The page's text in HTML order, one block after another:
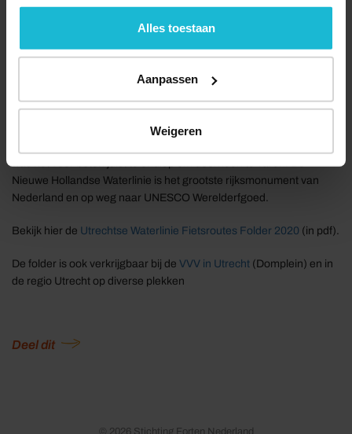
geen commerciële doelstelling. U kunt deze cookies via
de knoppen accepteren, beheren of weigeren.
Alles toestaan
Aanpassen
Weigeren
Rondje Noorderpark Ruigenhoek
De Nieuwe Hollandse Waterlinie loopt van Muiden tot aan de
verdedigingslinie die Nederland in oorlogstijd moest beschermen.
Door grote gebieden zo’n 50 centimeter onder water te zetten werd
was het voor boten juist te ondiep om doorheen te varen. De
Nieuwe Hollandse Waterlinie is het grootste rijksmonument van
Nederland en op weg naar UNESCO Werelderfgoed.
Bekijk hier de Utrechtse Waterlinie Fietsroutes Folder 2020 (in pdf).
De folder is ook verkrijgbaar bij de VVV in Utrecht (Domplein) en in
de regio Utrecht op diverse plekken
Deel dit
© 2026 Stichting Forten Nederland